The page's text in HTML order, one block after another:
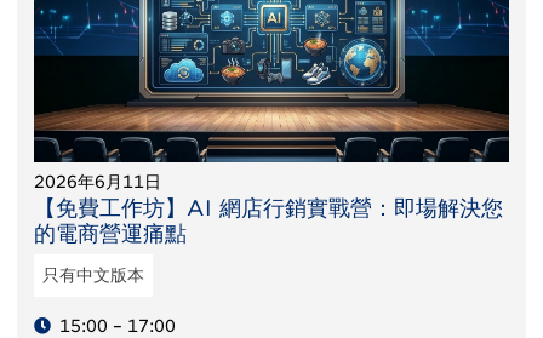
2026年6月11日
【免費工作坊】AI 網店行銷實戰營：即場解決您
的電商營運痛點
只有中文版本
15:00 – 17:00